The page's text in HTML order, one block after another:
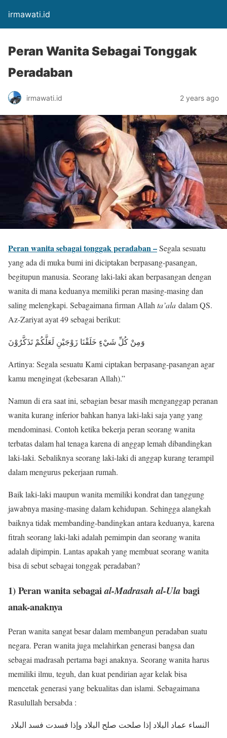
irmawati.id
Peran Wanita Sebagai Tonggak
Peradaban
irmawati.id 2 years ago
Peran wanita sebagai tonggak peradaban –Segala sesuatu
yang ada di muka bumi ini diciptakan berpasang-pasangan,
begitupun manusia. Seorang laki-laki akan berpasangan dengan
wanita di mana keduanya memiliki peran masing-masing dan
saling melengkapi. Sebagaimana firman Allah ta’ala dalam QS.
Az-Zariyat ayat 49 sebagai berikut:
وَمِنْ كُلِّ شَيْءٍ خَلَقْنَا زَوْجَيْنِ لَعَلَّكُمْ تَذَكَّرُوْنَ
Artinya: Segala sesuatu Kami ciptakan berpasang-pasangan agar
kamu mengingat (kebesaran Allah).”
Namun di era saat ini, sebagian besar masih menganggap peranan
wanita kurang inferior bahkan hanya laki-laki saja yang yang
mendominasi. Contoh ketika bekerja peran seorang wanita
terbatas dalam hal tenaga karena di anggap lemah dibandingkan
laki-laki. Sebaliknya seorang laki-laki di anggap kurang terampil
dalam mengurus pekerjaan rumah.
Baik laki-laki maupun wanita memiliki kondrat dan tanggung
jawabnya masing-masing dalam kehidupan. Sehingga alangkah
baiknya tidak membanding-bandingkan antara keduanya, karena
fitrah seorang laki-laki adalah pemimpin dan seorang wanita
adalah dipimpin. Lantas apakah yang membuat seorang wanita
bisa di sebut sebagai tonggak peradaban?
1) Peran wanita sebagaial-Madrasah al-Ulabagi
anak-anaknya
Peran wanita sangat besar dalam membangun peradaban suatu
negara. Peran wanita juga melahirkan generasi bangsa dan
sebagai madrasah pertama bagi anaknya. Seorang wanita harus
memiliki ilmu, teguh, dan kuat pendirian agar kelak bisa
mencetak generasi yang bekualitas dan islami. Sebagaimana
Rasulullah bersabda :
النساء عماد البلاد إذا صلحت صلح البلاد وإذا فسدت فسد البلاد